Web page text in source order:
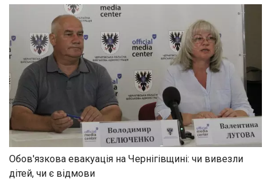
Обов'язкова евакуація на Чернігівщині: чи вивезли
дітей, чи є відмови